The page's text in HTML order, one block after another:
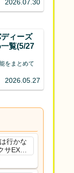
2026.07.30
ディーズ
覧(5/27
をまとめて
。
2026.05.27
行かな
EXで